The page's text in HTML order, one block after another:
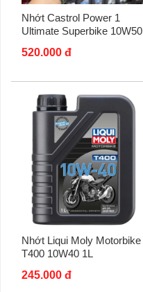
Nhớt Castrol Power 1
Ultimate Superbike 10W50
phân khối lớn
520.000 đ
Nhớt Liqui Moly Motorbike
T400 10W40 1L
245.000 đ